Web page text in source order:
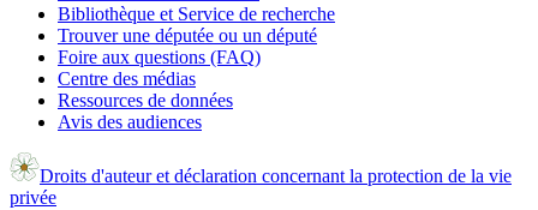
Bibliothèque et Service de recherche
Trouver une députée ou un député
Foire aux questions (FAQ)
Centre des médias
Ressources de données
Avis des audiences
Droits d'auteur et déclaration concernant la protection de la vie
privée